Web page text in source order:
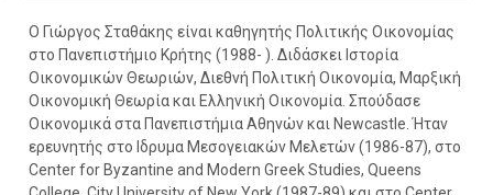
Ο Γιώργος Σταθάκης είναι καθηγητής Πολιτικής Οικονομίας
στο Πανεπιστήμιο Κρήτης (1988- ). Διδάσκει Ιστορία
Οικονομικών Θεωριών, Διεθνή Πολιτική Οικονομία, Μαρξική
Οικονομική Θεωρία και Ελληνική Οικονομία. Σπούδασε
Οικονομικά στα Πανεπιστήμια Αθηνών και Newcastle. Ήταν
ερευνητής στο Ιδρυμα Μεσογειακών Μελετών (1986-87), στο
Center for Byzantine and Modern Greek Studies, Queens